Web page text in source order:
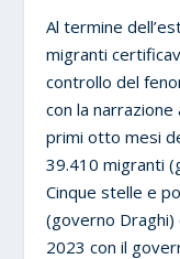
Al termine
migranti
controllo del
con la
primi otto mesi
39.410 migranti
Cinque stelle e
(governo Draghi)
2023 con il